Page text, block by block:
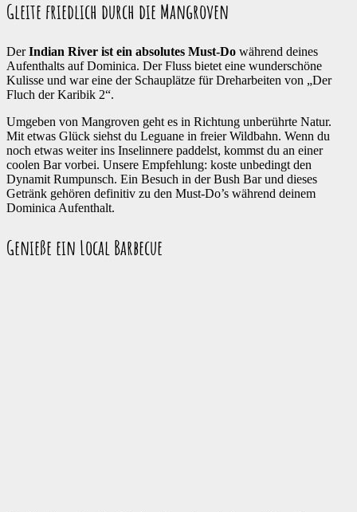
Gleite friedlich durch die Mangroven
DerIndian River ist ein absolutes Must-Do während deines
Aufenthalts auf Dominica. Der Fluss bietet eine wunderschöne
Kulisse und war eine der Schauplätze für Dreharbeiten von „Der
Fluch der Karibik 2“.
Umgeben von Mangroven geht es in Richtung unberührte Natur.
Mit etwas Glück siehst du Leguane in freier Wildbahn. Wenn du
noch etwas weiter ins Inselinnere paddelst, kommst du an einer
coolen Bar vorbei. Unsere Empfehlung: koste unbedingt den
Dynamit Rumpunsch. Ein Besuch in der Bush Bar und dieses
Getränk gehören definitiv zu den Must-Do’s während deinem
Dominica Aufenthalt.
Genieße ein Local Barbecue